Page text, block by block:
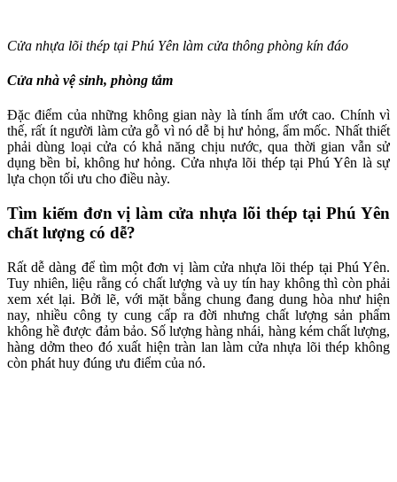
Cửa nhựa lõi thép tại Phú Yên làm cửa thông phòng kín đáo
Cửa nhà vệ sinh, phòng tắm
Đặc điểm của những không gian này là tính ẩm ướt cao. Chính vì
thế, rất ít người làm cửa gỗ vì nó dễ bị hư hỏng, ẩm mốc. Nhất thiết
phải dùng loại cửa có khả năng chịu nước, qua thời gian vẫn sử
dụng bền bỉ, không hư hỏng. Cửa nhựa lõi thép tại Phú Yên là sự
lựa chọn tối ưu cho điều này.
Tìm kiếm đơn vị làm cửa nhựa lõi thép tại Phú Yên
chất lượng có dễ?
Rất dễ dàng để tìm một đơn vị làm cửa nhựa lõi thép tại Phú Yên.
Tuy nhiên, liệu rằng có chất lượng và uy tín hay không thì còn phải
xem xét lại. Bởi lẽ, với mặt bằng chung đang dung hòa như hiện
nay, nhiều công ty cung cấp ra đời nhưng chất lượng sản phẩm
không hề được đảm bảo. Số lượng hàng nhái, hàng kém chất lượng,
hàng dởm theo đó xuất hiện tràn lan làm cửa nhựa lõi thép không
còn phát huy đúng ưu điểm của nó.